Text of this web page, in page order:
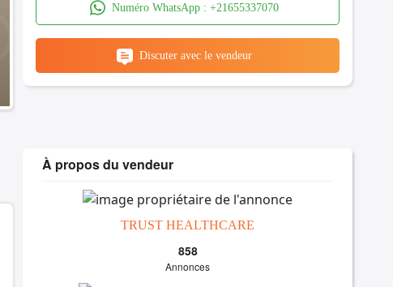
Numéro WhatsApp : +21655337070
Discuter avec le vendeur
À propos du vendeur
TRUST HEALTHCARE
858
Annonces